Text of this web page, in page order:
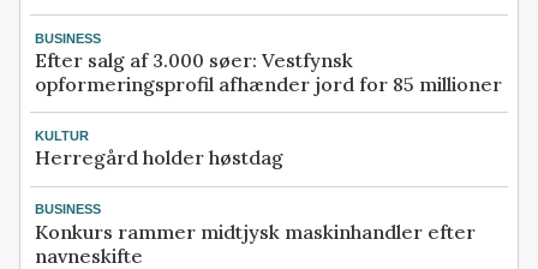
BUSINESS
Efter salg af 3.000 søer: Vestfynsk
opformeringsprofil afhænder jord for 85 millioner
KULTUR
Herregård holder høstdag
BUSINESS
Konkurs rammer midtjysk maskinhandler efter
navneskifte